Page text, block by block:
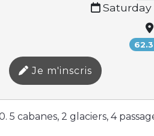
Saturday
Je m'inscris
cabanes, 2 glaciers, 4